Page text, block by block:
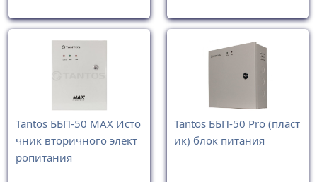
Tantos ББП-50 MAX Исто
чник вторичного элект
ропитания
Tantos ББП-50 Pro (пласт
ик) блок питания